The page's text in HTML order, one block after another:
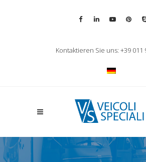
Kontaktieren Sie uns: +39 011